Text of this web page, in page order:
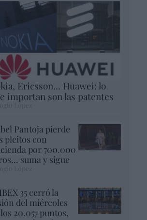
Ericsson... Huawei: lo
importan son las patentes
López
Pantoja pierde
pleitos con
por 700.000
suma y sigue
35 cerró la
del miércoles
20.057 puntos,